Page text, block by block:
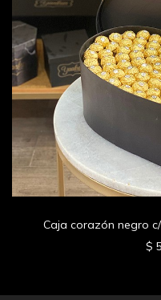
Caja corazón negro
$